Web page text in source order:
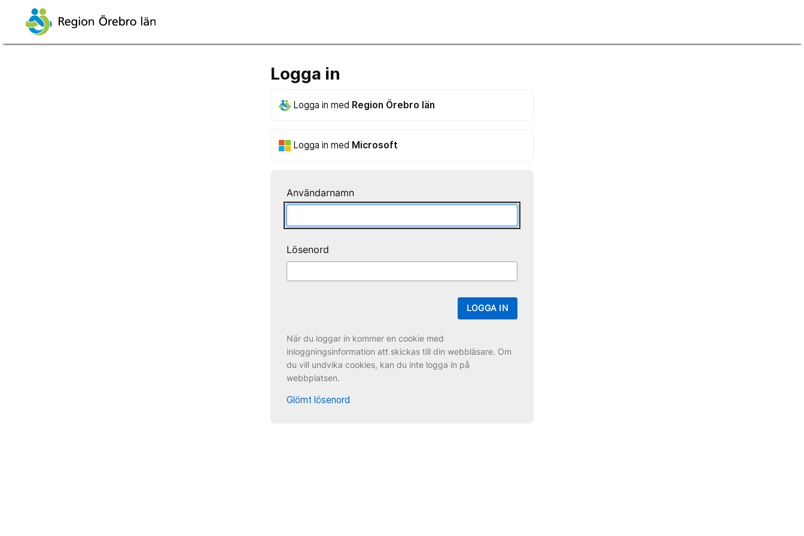
Logga in
Logga in med Region Örebro län
Logga in med Microsoft
Användarnamn
Lösenord
LOGGA IN
När du loggar in kommer en cookie med
inloggningsinformation att skickas till din webbläsare. Om
du vill undvika cookies, kan du inte logga in på
webbplatsen.
Glömt lösenord